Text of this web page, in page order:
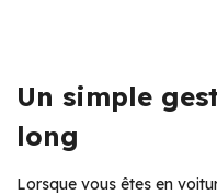
Un simple
long
Lorsque vous êtes en